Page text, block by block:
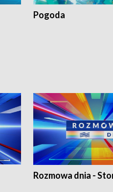
Pogoda
Rozmowa dnia -